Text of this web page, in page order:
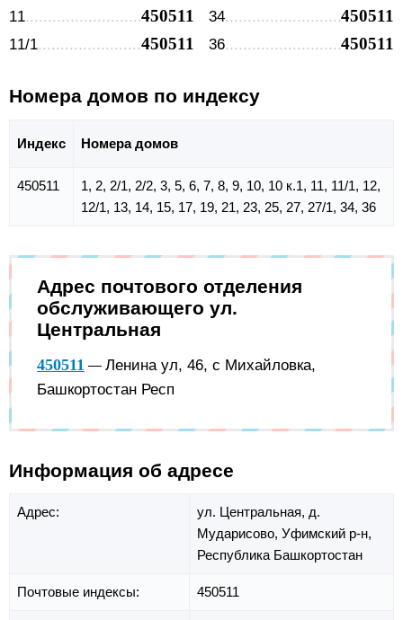
11 450511
11/1 450511
34 450511
36 450511
Номера домов по индексу
Индекс Номера домов
450511
1, 2, 2/1, 2/2, 3, 5, 6, 7, 8, 9, 10, 10 к.1, 11, 11/1, 12,
12/1, 13, 14, 15, 17, 19, 21, 23, 25, 27, 27/1, 34, 36
Адрес почтового отделения
обслуживающего ул.
Центральная
450511 — Ленина ул, 46, с Михайловка,
Башкортостан Респ
Информация об адресе
Адрес: ул. Центральная, д.
Мударисово, Уфимский р-н,
Республика Башкортостан
Почтовые индексы: 450511